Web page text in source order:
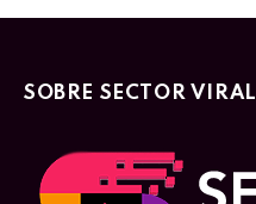
SOBRE SECTOR VIRAL